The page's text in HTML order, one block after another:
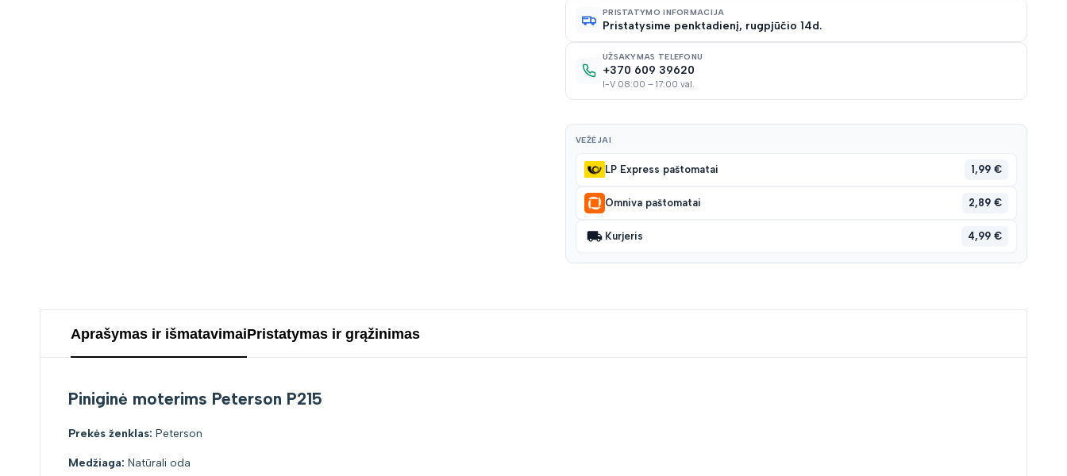
sąrašą
PRISTATYMO INFORMACIJA
Pristatysime penktadienį, rugpjūčio 14d.
UŽSAKYMAS TELEFONU
+370 609 39620
I-V 08:00 – 17:00 val.
VEŽĖJAI
LP Express paštomatai 1,99 €
Omniva paštomatai 2,89 €
Kurjeris 4,99 €
Aprašymas ir išmatavimaiPristatymas ir grąžinimas
Piniginė moterims Peterson P215
Prekės ženklas: Peterson
Medžiaga: Natūrali oda